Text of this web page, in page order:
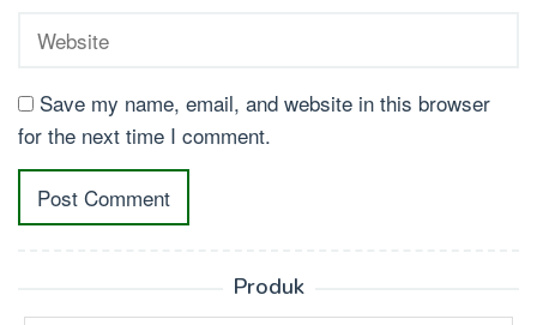
Save my name, email, and website in this browser
for the next time I comment.
Produk